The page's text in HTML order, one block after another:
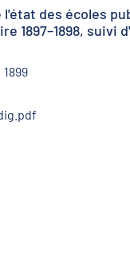
des écoles
1897–1898, suivi
1899